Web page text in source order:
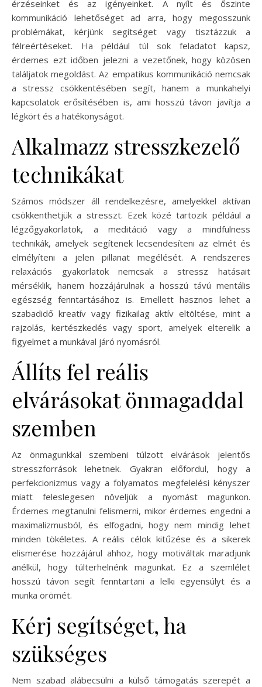
érzéseinket és az igényeinket. A nyílt és őszinte
kommunikáció lehetőséget ad arra, hogy megosszunk
problémákat, kérjünk segítséget vagy tisztázzuk a
félreértéseket. Ha például túl sok feladatot kapsz,
érdemes ezt időben jelezni a vezetőnek, hogy közösen
találjatok megoldást. Az empatikus kommunikáció nemcsak
a stressz csökkentésében segít, hanem a munkahelyi
kapcsolatok erősítésében is, ami hosszú távon javítja a
légkört és a hatékonyságot.
Alkalmazz stresszkezelő
technikákat
Számos módszer áll rendelkezésre, amelyekkel aktívan
csökkenthetjük a stresszt. Ezek közé tartozik például a
légzőgyakorlatok, a meditáció vagy a mindfulness
technikák, amelyek segítenek lecsendesíteni az elmét és
elmélyíteni a jelen pillanat megélését. A rendszeres
relaxációs gyakorlatok nemcsak a stressz hatásait
mérséklik, hanem hozzájárulnak a hosszú távú mentális
egészség fenntartásához is. Emellett hasznos lehet a
szabadidő kreatív vagy fizikailag aktív eltöltése, mint a
rajzolás, kertészkedés vagy sport, amelyek elterelik a
figyelmet a munkával járó nyomásról.
Állíts fel reális
elvárásokat önmagaddal
szemben
Az önmagunkkal szembeni túlzott elvárások jelentős
stresszforrások lehetnek. Gyakran előfordul, hogy a
perfekcionizmus vagy a folyamatos megfelelési kényszer
miatt feleslegesen növeljük a nyomást magunkon.
Érdemes megtanulni felismerni, mikor érdemes engedni a
maximalizmusból, és elfogadni, hogy nem mindig lehet
minden tökéletes. A reális célok kitűzése és a sikerek
elismerése hozzájárul ahhoz, hogy motiváltak maradjunk
anélkül, hogy túlterhelnénk magunkat. Ez a szemlélet
hosszú távon segít fenntartani a lelki egyensúlyt és a
munka örömét.
Kérj segítséget, ha
szükséges
Nem szabad alábecsülni a külső támogatás szerepét a